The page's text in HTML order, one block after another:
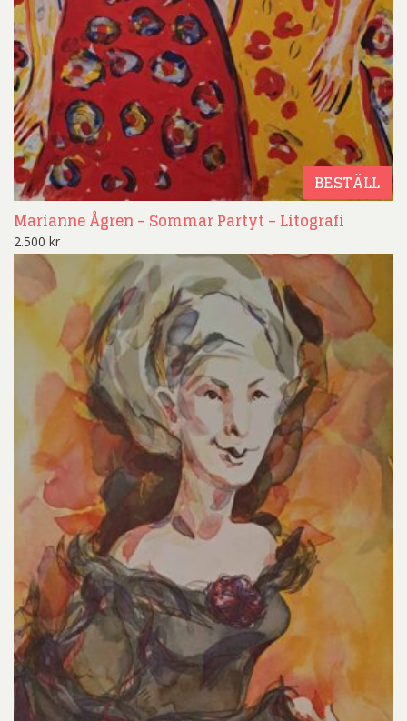
BESTÄLL
Marianne Ågren – Sommar Partyt – Litografi
2.500 kr